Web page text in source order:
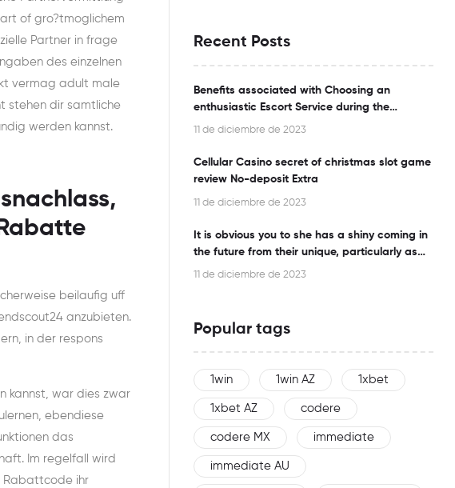
of gro?tmoglichem
Partner in frage
des einzelnen
vermag adult male
stehen dir samtliche
werden kannst.
beilaufig uff
anzubieten.
in der respons
kannst, war dies zwar
ebendiese
das
Im regelfall wird
Rabattcode ihr
Recent Posts
Benefits associated with Choosing an
enthusiastic Escort Service during the
Bangalore
11 de diciembre de 2023
Cellular Casino secret of christmas slot game
review No-deposit Extra
11 de diciembre de 2023
It is obvious you to she has a shiny coming in
the future from their unique, particularly as
this woman is an effective networker
11 de diciembre de 2023
Popular tags
1win 1win AZ 1xbet
1xbet AZ codere
codere MX immediate
immediate AU